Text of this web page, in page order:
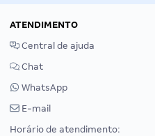
ATENDIMENTO
Central de ajuda
Chat
WhatsApp
E-mail
Horário de atendimento: